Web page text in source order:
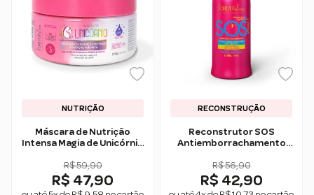
NUTRIÇÃO
Máscara de Nutrição
Intensa Magia de Unicórnio
R$ 59,90
R$ 47,90
RECONSTRUÇÃO
Reconstrutor SOS
Antiemborrachamento
R$ 56,90
R$ 42,90